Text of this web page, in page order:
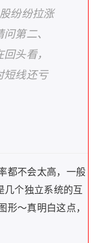
纷纷拉涨
第二、
头看，
短线还亏
都不会太高，一般
几个独立系统的互
形～真明白这点，